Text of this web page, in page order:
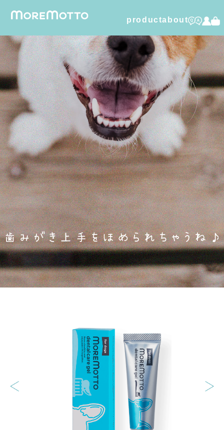
productabout
humuskin water
foamy dry shampoo
furico
dental care gel
organic cotton